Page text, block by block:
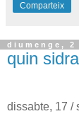
Comparteix
diumenge, 2
quin
dissabte, 17 /